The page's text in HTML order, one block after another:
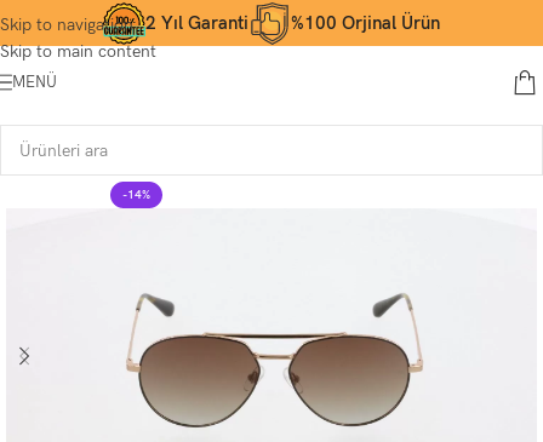
Skip to navigation
Skip to main content
2 Yıl Garanti %100 Orjinal Ürün
MENÜ
-14%